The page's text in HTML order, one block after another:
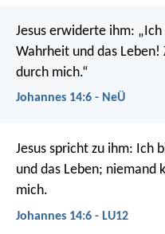
Jesus erwiderte ihm:
Wahrheit und das
durch mich.“
Johannes 14:6 - NeÜ
Jesus spricht zu ihm: Ich
und das Leben; niemand
mich.
Johannes 14:6 - LU12